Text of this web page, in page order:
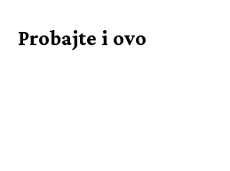
Probajte i ovo